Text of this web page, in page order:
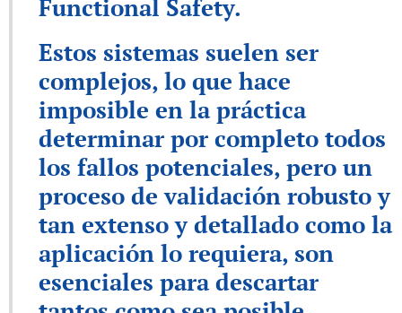
Functional Safety.
Estos sistemas suelen ser
complejos, lo que hace
imposible en la práctica
determinar por completo todos
los fallos potenciales, pero un
proceso de validación robusto y
tan extenso y detallado como la
aplicación lo requiera, son
esenciales para descartar